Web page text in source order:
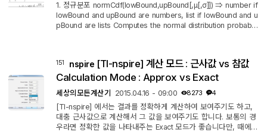
1. 정규분포 normCdf(lowBound,upBound[,μ[,σ]]) ⇒ number if
lowBound and upBound are numbers, list if lowBound and u
pBound are lists Computes the normal distribution probabilit
0, 표준편차 40 정규분포 x≤750 일 확률? normCdf(−∞,750,8
00,40) = normCdf(−∞,−1.25,0,1) = normCdf(−∞,−1.25) = 0.1
151 nspire [TI-nspire] 계산 모드 : 근사값 vs 참값
Calculation Mode : Approx vs Exact
세상의모든계산기 2015.04.16 - 09:00 8273 4
[TI-nspire] 에서는 결과를 정확하게 계산하여 보여주기도 하고,
대충 근사값으로 계산해서 그 값을 보여주기도 합니다. 보통의 경
우라면 정확한 값을 나타내주는 Exact 모드가 좋습니다만, 때에